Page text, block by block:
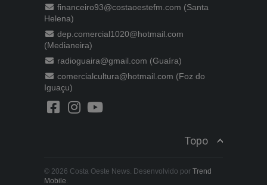
financeiro93@costaoestefm.com (Santa
Helena)
dep.comercial1020@hotmail.com
(Medianeira)
radioguaira@gmail.com (Guaíra)
comercialcultura@hotmail.com (Foz do
Iguaçu)
Topo
© 2026 Costa Oeste News. Desenvolvido por Trend
Mobile.